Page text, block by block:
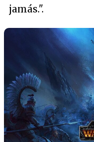
jamás.".